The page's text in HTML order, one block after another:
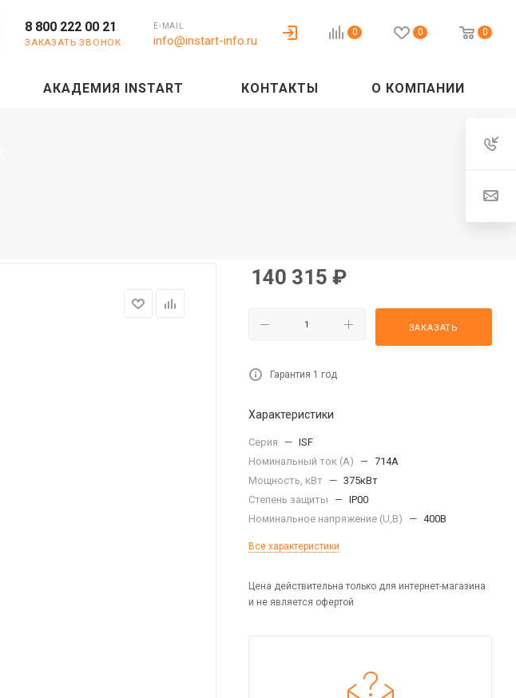
8 800 222 00 21
ЗАКАЗАТЬ ЗВОНОК
E-MAIL
info@instart-info.ru
0 0 0
АКАДЕМИЯ INSTART КОНТАКТЫ О КОМПАНИИ
140 315 ₽
ЗАКАЗАТЬ
Гарантия 1 год
Характеристики
Серия — ISF
Номинальный ток (А)
— 714А
Мощность, кВт — 375кВт
Степень защиты
— IP00
Номинальное напряжение (U,B)
— 400В
Все характеристики
Цена действительна только для интернет-магазина
и не является офертой